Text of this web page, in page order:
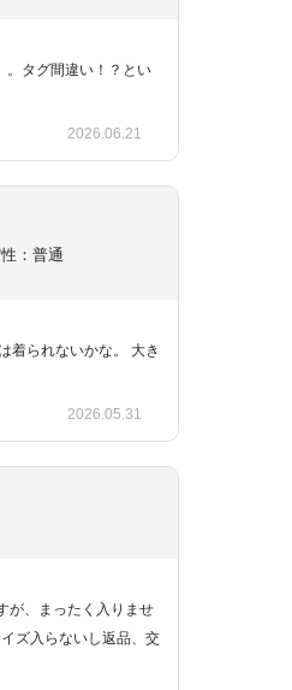
。タグ間違い！？とい
2026.06.21
：普通
着られないかな。 大き
2026.05.31
が、まったく入りませ
ズ入らないし返品、交